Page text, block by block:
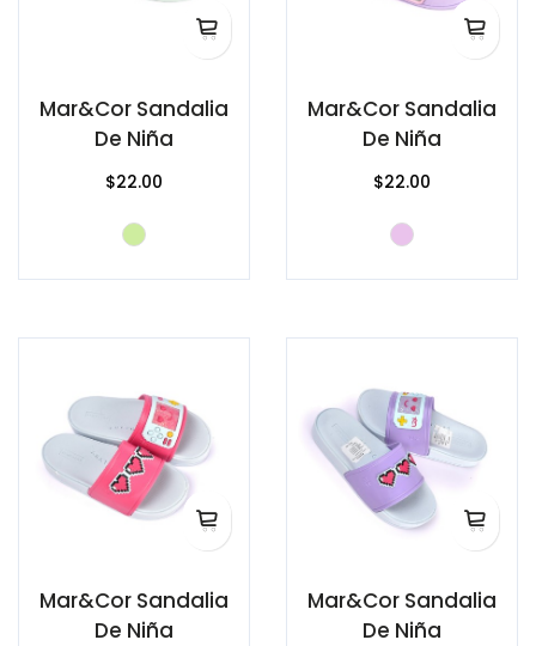
Mar&Cor Sandalia
De Niña
$22.00
Mar&Cor Sandalia
De Niña
$22.00
Mar&Cor Sandalia
De Niña
Mar&Cor Sandalia
De Niña